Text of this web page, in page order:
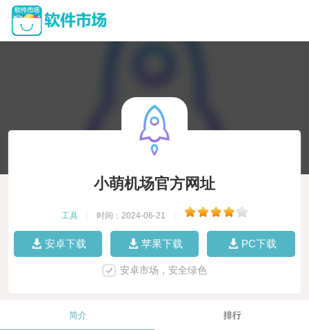
小萌机场官方网址
工具 时间：2024-06-21
安卓下载 苹果下载 PC下载
安卓市场，安全绿色
简介 排行